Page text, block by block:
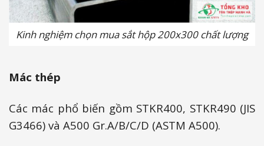
Kinh nghiệm chọn mua sắt hộp 200x300 chất lượng
Mác thép
Các mác phổ biến gồm STKR400, STKR490 (JIS
G3466) và A500 Gr.A/B/C/D (ASTM A500).